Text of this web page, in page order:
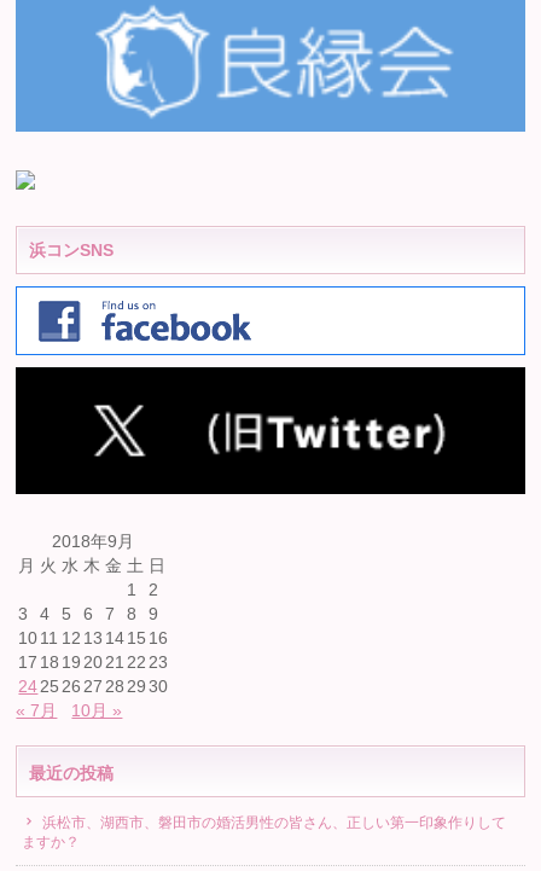
浜コンSNS
2018年9月
月 火 水 木 金 土 日
1
2
3
4 5 6 7 8
9
1011 12 13 1415 16
17 18 19 2021 22 23
2425 26 27 28 29 30
« 7月
10月 »
最近の投稿
浜松市、湖西市、磐田市の婚活男性の皆さん、正しい第一印象作りして
ますか？